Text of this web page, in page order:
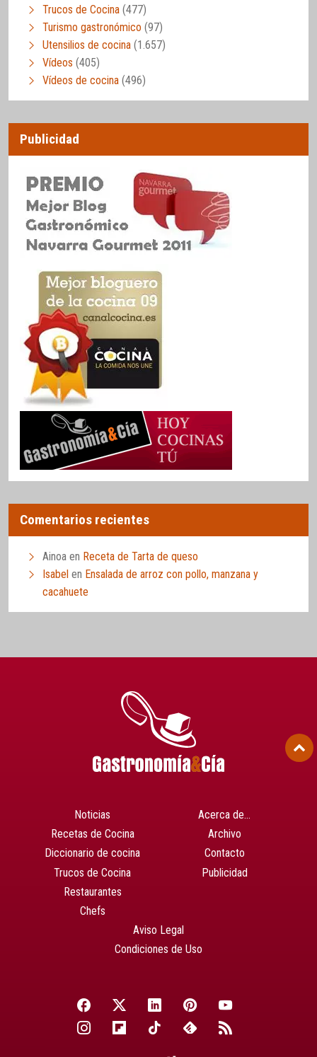
Trucos de Cocina (477)
Turismo gastronómico (97)
Utensilios de cocina (1.657)
Vídeos (405)
Vídeos de cocina (496)
Publicidad
Comentarios recientes
Ainoa en Receta de Tarta de queso
Isabel en Ensalada de arroz con pollo, manzana y
cacahuete
Noticias
Recetas de Cocina
Diccionario de cocina
Trucos de Cocina
Restaurantes
Chefs
Acerca de…
Archivo
Contacto
Publicidad
Aviso Legal
Condiciones de Uso